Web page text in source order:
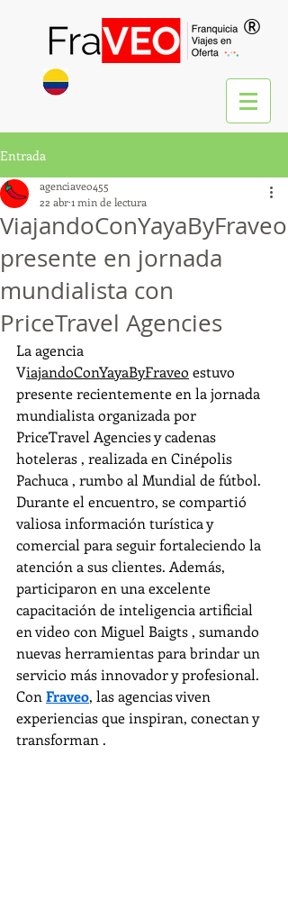
®
Entrada
ViajandoConYayaByFraveo
presente en jornada
mundialista con
PriceTravel Agencies
agenciaveo455
22 abr1 min de lectura
La agencia
ViajandoConYayaByFraveo estuvo
presente recientemente en la jornada
mundialista organizada por
PriceTravel Agencies y cadenas
hoteleras , realizada en Cinépolis
Pachuca , rumbo al Mundial de fútbol.
Durante el encuentro, se compartió
valiosa información turística y
comercial para seguir fortaleciendo la
atención a sus clientes. Además,
participaron en una excelente
capacitación de inteligencia artificial
en video con Miguel Baigts , sumando
nuevas herramientas para brindar un
servicio más innovador y profesional.
Con Fraveo, las agencias viven
experiencias que inspiran, conectan y
transforman .